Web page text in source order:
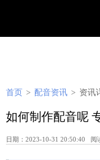
首页 > 配音资讯 > 资讯
如何制作配音呢
日期：2023-10-31 20:50:40 阅